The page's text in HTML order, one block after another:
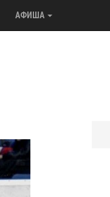
АФИША